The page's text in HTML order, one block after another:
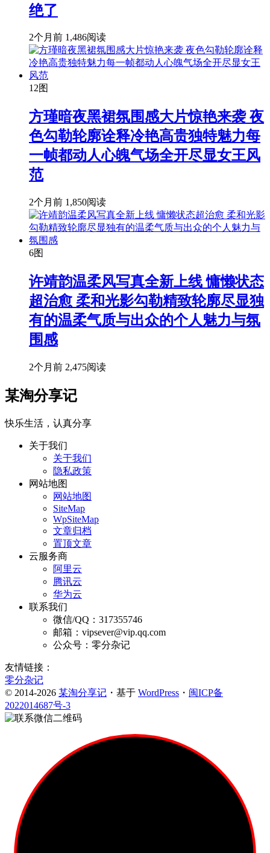
绝了
2个月前 1,486阅读
12图
方瑾暗夜黑裙氛围感大片惊艳来袭 夜
色勾勒轮廓诠释冷艳高贵独特魅力每
一帧都动人心魄气场全开尽显女王风
范
2个月前 1,850阅读
6图
许靖韵温柔风写真全新上线 慵懒状态
超治愈 柔和光影勾勒精致轮廓尽显独
有的温柔气质与出众的个人魅力与氛
围感
2个月前 2,475阅读
某淘分享记
快乐生活，认真分享
关于我们
关于我们
隐私政策
网站地图
网站地图
SiteMap
WpSiteMap
文章归档
置顶文章
云服务商
阿里云
腾讯云
华为云
联系我们
微信/QQ：317355746
邮箱：vipsever@vip.qq.com
公众号：零分杂记
友情链接：
零分杂记
© 2014-2026 某淘分享记 ・基于 WordPress ・ 闽ICP备
2022014687号-3